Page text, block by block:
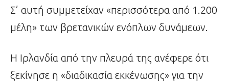
Σ’ αυτή συμμετείχαν «περισσότερα από 1.200
μέλη» των βρετανικών ενόπλων δυνάμεων.
Η Ιρλανδία από την πλευρά της ανέφερε ότι
ξεκίνησε η «διαδικασία εκκένωσης» για την